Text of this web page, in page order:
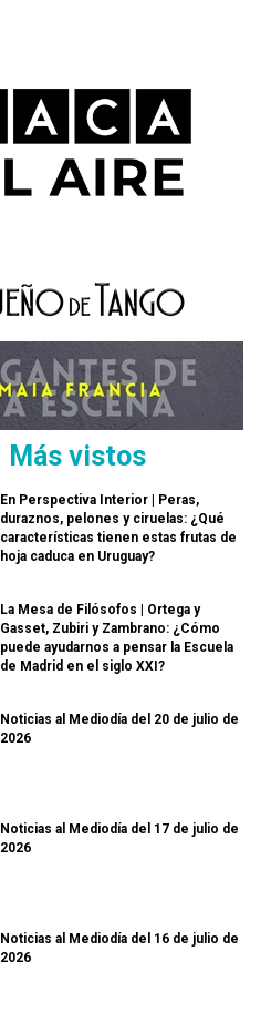
Más vistos
En Perspectiva Interior | Peras,
duraznos, pelones y ciruelas: ¿Qué
características tienen estas frutas de
hoja caduca en Uruguay?
La Mesa de Filósofos | Ortega y
Gasset, Zubiri y Zambrano: ¿Cómo
puede ayudarnos a pensar la Escuela
de Madrid en el siglo XXI?
Noticias al Mediodía del 20 de julio de
2026
Noticias al Mediodía del 17 de julio de
2026
Noticias al Mediodía del 16 de julio de
2026